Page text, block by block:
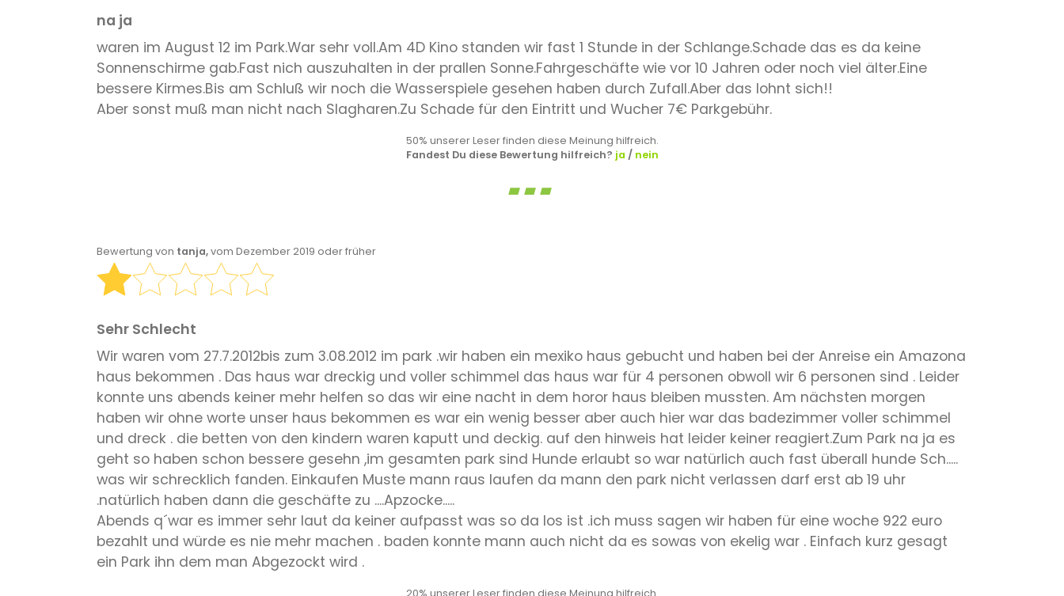
na ja
waren im August 12 im Park.War sehr voll.Am 4D Kino standen wir fast 1 Stunde in der Schlange.Schade das es da keine
Sonnenschirme gab.Fast nich auszuhalten in der prallen Sonne.Fahrgeschäfte wie vor 10 Jahren oder noch viel älter.Eine
bessere Kirmes.Bis am Schluß wir noch die Wasserspiele gesehen haben durch Zufall.Aber das lohnt sich!!
Aber sonst muß man nicht nach Slagharen.Zu Schade für den Eintritt und Wucher 7€ Parkgebühr.
50% unserer Leser finden diese Meinung hilfreich.
Fandest Du diese Bewertung hilfreich? ja / nein
Bewertung von tanja,vom Dezember 2019 oder früher
Sehr Schlecht
Wir waren vom 27.7.2012bis zum 3.08.2012 im park .wir haben ein mexiko haus gebucht und haben bei der Anreise ein Amazona
haus bekommen . Das haus war dreckig und voller schimmel das haus war für 4 personen obwoll wir 6 personen sind . Leider
konnte uns abends keiner mehr helfen so das wir eine nacht in dem horor haus bleiben mussten. Am nächsten morgen
haben wir ohne worte unser haus bekommen es war ein wenig besser aber auch hier war das badezimmer voller schimmel
und dreck . die betten von den kindern waren kaputt und deckig. auf den hinweis hat leider keiner reagiert.Zum Park na ja es
geht so haben schon bessere gesehn ,im gesamten park sind Hunde erlaubt so war natürlich auch fast überall hunde Sch.....
was wir schrecklich fanden. Einkaufen Muste mann raus laufen da mann den park nicht verlassen darf erst ab 19 uhr
.natürlich haben dann die geschäfte zu ....Apzocke.....
Abends q´war es immer sehr laut da keiner aufpasst was so da los ist .ich muss sagen wir haben für eine woche 922 euro
bezahlt und würde es nie mehr machen . baden konnte mann auch nicht da es sowas von ekelig war . Einfach kurz gesagt
ein Park ihn dem man Abgezockt wird .
20% unserer Leser finden diese Meinung hilfreich.